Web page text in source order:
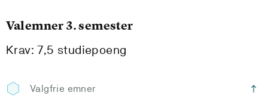
Valemner 3. semester
Krav: 7,5 studiepoeng
Valgfrie emner